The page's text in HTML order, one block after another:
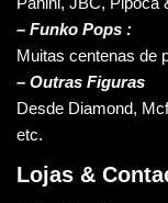
– Funko Pops :
Muitas centenas de
– Outras Figuras
Desde Diamond,
etc.
Lojas &